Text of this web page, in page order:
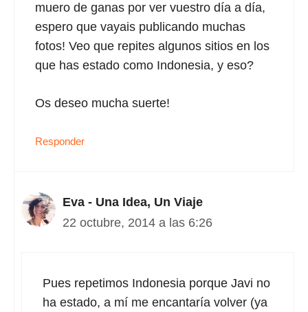
muero de ganas por ver vuestro día a día,
espero que vayais publicando muchas
fotos! Veo que repites algunos sitios en los
que has estado como Indonesia, y eso?
Os deseo mucha suerte!
Responder
Eva - Una Idea, Un Viaje
22 octubre, 2014 a las 6:26
Pues repetimos Indonesia porque Javi no
ha estado, a mí me encantaría volver (ya